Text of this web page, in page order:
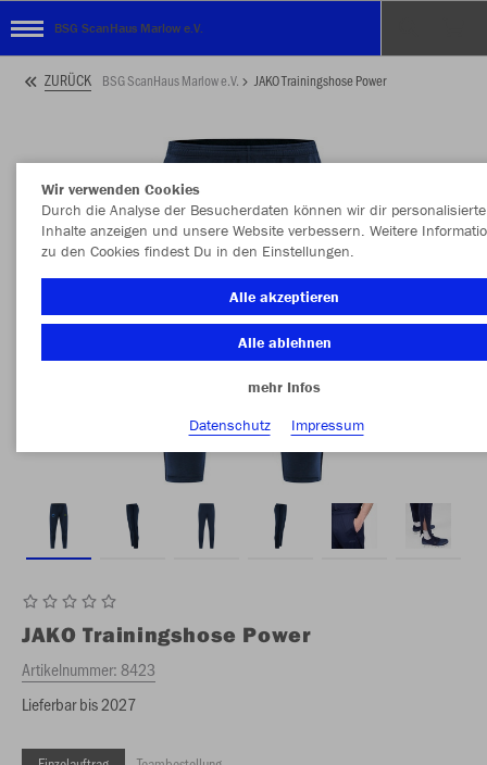
BSG ScanHaus Marlow e.V.
ZURÜCK BSG ScanHaus Marlow e.V. JAKO Trainingshose Power
JAKO Trainingshose Power
Artikelnummer:8423
Lieferbar bis 2027
Wir verwenden Cookies
Durch die Analyse der Besucherdaten können wir dir personalisierte
Inhalte anzeigen und unsere Website verbessern. Weitere
zu den Cookies findest Du in den Einstellungen.
Alle akzeptieren
Alle ablehnen
mehr Infos
Datenschutz
Impressum